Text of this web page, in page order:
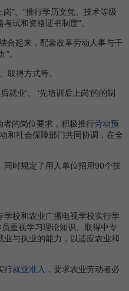
"。"推行学历文凭、技术等级
试和资格证书制度"。
合起来，配套改革劳动人事与干
"。
取得方式等。
就业’、 ‘先培训后上岗’的的制
者的岗位要求，积极推行劳动预
和社会保障部门共同协调，在全
同时规定了用人单位招用90个技
学校和农业广播电视学校实行学
重视学习理论知识、取得中专
与执业的能力，以适应农业和
行就业准入 ，要求农业劳动者必